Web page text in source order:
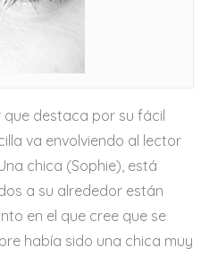
destaca por su fácil
va envolviendo al lector
chica (Sophie), está
a su alrededor están
en el que cree que se
había sido una chica muy